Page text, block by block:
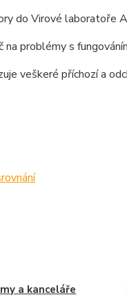
do Virové laboratoře
problémy s
veškeré příchozí a
a kanceláře